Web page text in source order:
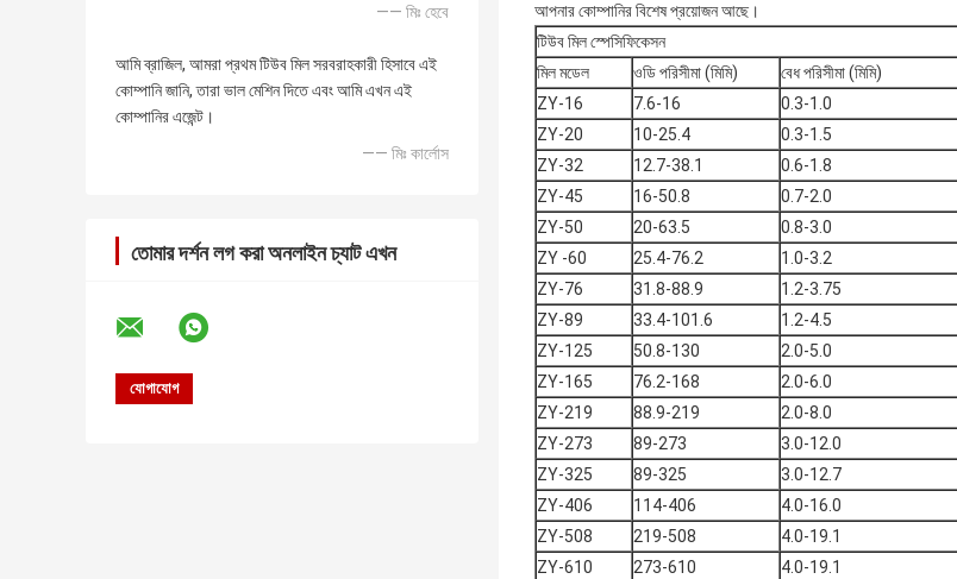
—— মিঃ হেবে
আমি ব্রাজিল, আমরা প্রথম টিউব মিল সরবরাহকারী হিসাবে এই
কোম্পানি জানি, তারা ভাল মেশিন দিতে এবং আমি এখন এই
কোম্পানির এজেন্ট।
—— মিঃ কার্লোস
তোমার দর্শন লগ করা অনলাইন চ্যাট এখন
আপনার কোম্পানির বিশেষ প্রয়োজন আছে।
টিউব মিল স্পেসিফিকেসন
মিল মডেল
ওডি পরিসীমা (মিমি) বেধ পরিসীমা (মিমি)
ZY-16
7.6-16 0.3-1.0
ZY-20
10-25.4 0.3-1.5
ZY-32
12.7-38.1 0.6-1.8
ZY-45
16-50.8 0.7-2.0
ZY-50
20-63.5 0.8-3.0
ZY -60
25.4-76.2 1.0-3.2
ZY-76
31.8-88.9 1.2-3.75
ZY-89
33.4-101.6 1.2-4.5
ZY-125
50.8-130 2.0-5.0
ZY-165
76.2-168 2.0-6.0
ZY-219
88.9-219 2.0-8.0
ZY-273
89-273 3.0-12.0
ZY-325
89-325 3.0-12.7
ZY-406
114-406 4.0-16.0
ZY-508
219-508 4.0-19.1
ZY-610
273-610 4.0-19.1